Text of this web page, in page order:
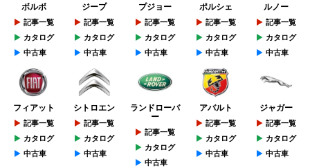
ボルボ
記事一覧
カタログ
中古車
ジープ
記事一覧
カタログ
中古車
プジョー
記事一覧
カタログ
中古車
ポルシェ
記事一覧
カタログ
中古車
ルノー
記事一覧
カタログ
中古車
フィアット
記事一覧
カタログ
中古車
シトロエン
記事一覧
カタログ
中古車
ランドローバ
ー
記事一覧
カタログ
中古車
アバルト
記事一覧
カタログ
中古車
ジャガー
記事一覧
カタログ
中古車